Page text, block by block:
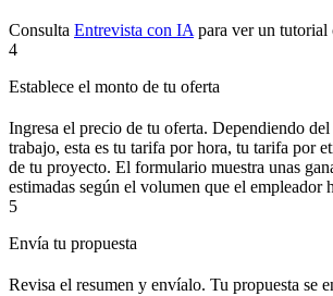
Consulta Entrevista con IA para ver un tutorial
4
Establece el monto de tu oferta
Ingresa el precio de tu oferta. Dependiendo
trabajo, esta es tu tarifa por hora, tu tarifa por
de tu proyecto. El formulario muestra unas
estimadas según el volumen que el empleador
5
Envía tu propuesta
Revisa el resumen y envíalo. Tu propuesta se